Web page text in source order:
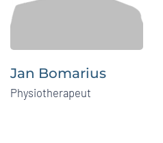
Jan Bomarius
Physiotherapeut